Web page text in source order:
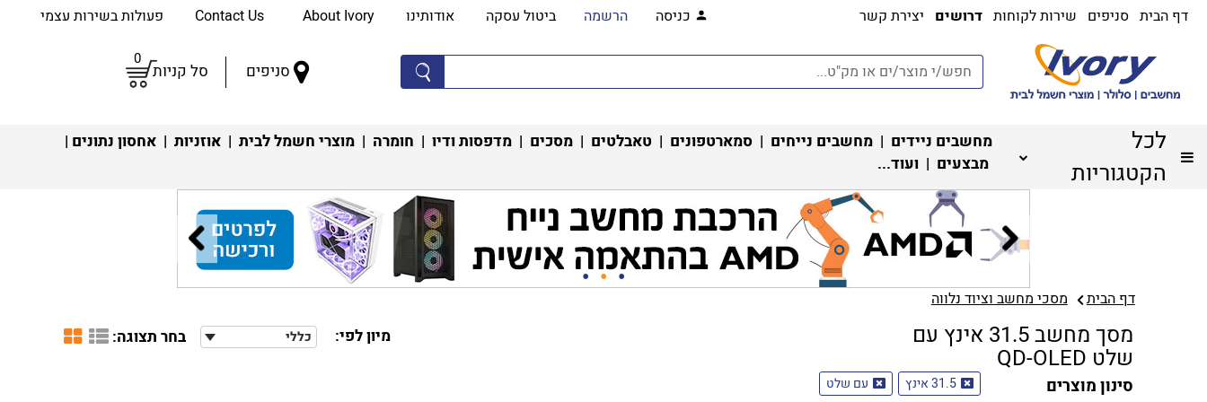
דף הבית סניפים שירות לקוחות דרושים יצירת קשר כניסה הרשמה ביטול עסקה אודותינו About Ivory פעולות בשירות עצמי
סניפים סל קניות
0
לכל
הקטגוריות
מחשבים ניידים | מחשבים נייחים | סמארטפונים | טאבלטים | מסכים | מדפסות ודיו | חומרה | מוצרי חשמל לבית | אוזניות | אחסון נתונים |
מבצעים | ועוד...
דף הבית מסכי מחשב וציוד נלווה
מסך מחשב 31.5 אינץ עם
שלט QD-OLED
מיון לפי: כללי בחר תצוגה:
סינון מוצרים 31.5 אינץ עם שלט